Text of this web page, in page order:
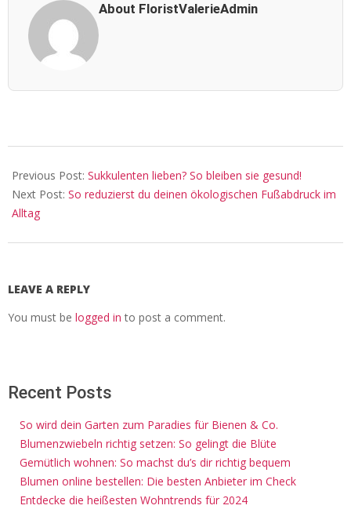
About FloristValerieAdmin
05-
01
Previous Post: Sukkulenten lieben? So bleiben sie gesund!
Next Post: So reduzierst du deinen ökologischen Fußabdruck im
Alltag
LEAVE A REPLY
You must be logged in to post a comment.
Recent Posts
So wird dein Garten zum Paradies für Bienen & Co.
Blumenzwiebeln richtig setzen: So gelingt die Blüte
Gemütlich wohnen: So machst du’s dir richtig bequem
Blumen online bestellen: Die besten Anbieter im Check
Entdecke die heißesten Wohntrends für 2024